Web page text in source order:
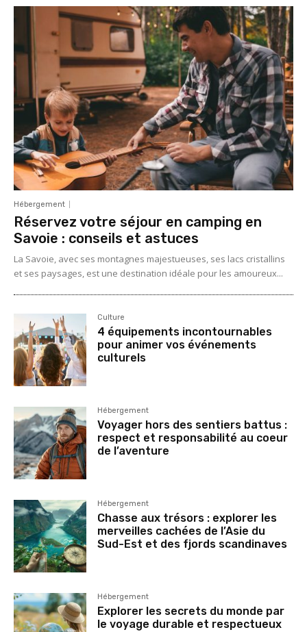
Hébergement
Réservez votre séjour en camping en
Savoie : conseils et astuces
La Savoie, avec ses montagnes majestueuses, ses lacs cristallins
et ses paysages, est une destination idéale pour les amoureux...
Culture
4 équipements incontournables
pour animer vos événements
culturels
Hébergement
Voyager hors des sentiers battus :
respect et responsabilité au coeur
de l’aventure
Hébergement
Chasse aux trésors : explorer les
merveilles cachées de l’Asie du
Sud-Est et des fjords scandinaves
Hébergement
Explorer les secrets du monde par
le voyage durable et respectueux